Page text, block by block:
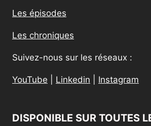
Les épisodes
Les chroniques
Suivez-nous sur les réseaux :
YouTube Linkedin Instagram
DISPONIBLE SUR TOUTES